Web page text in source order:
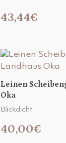
43,44€
Leinen
Oka
Blickdicht
40,00€